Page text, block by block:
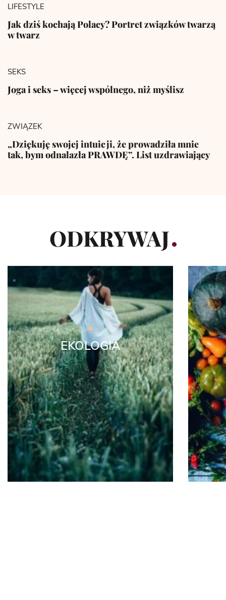
LIFESTYLE
Jak dziś kochają Polacy? Portret związków twarzą
w twarz
SEKS
Joga i seks – więcej wspólnego, niż myślisz
ZWIĄZEK
„Dziękuję swojej intuicji, że prowadziła mnie
tak, bym odnalazła PRAWDĘ”. List uzdrawiający
ODKRYWAJ
EKOLOGIA